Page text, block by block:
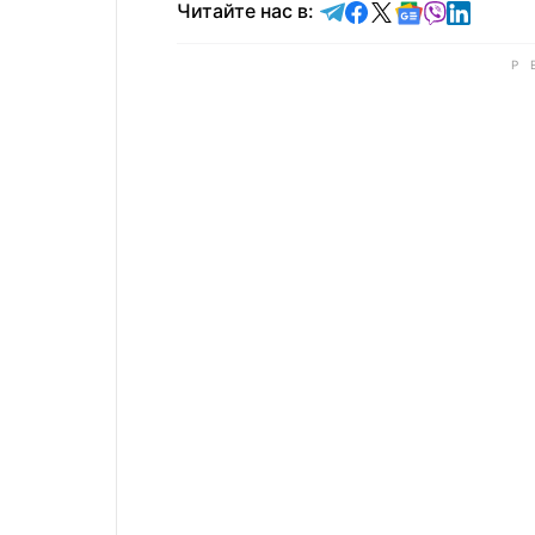
Читайте нас в: Читайте в Telegram
Читайте в
Читайте в X
Читайте в
Читайте